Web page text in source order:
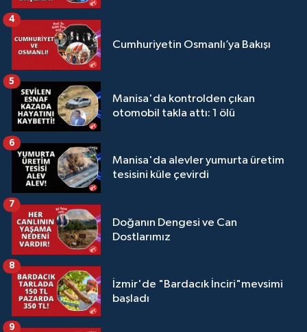
Cumhuriyetin Osmanlı’ya Bakışı
4
Manisa'da kontrolden çıkan
otomobil takla attı: 1 ölü
5
Manisa'da alevler yumurta üretim
tesisini küle çevirdi
6
Doğanın Dengesi ve Can
Dostlarımız
7
İzmir'de "Bardacık İnciri"mevsimi
başladı
8
9